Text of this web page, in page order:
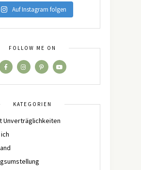
Auf Instagram folgen
FOLLOW ME ON
KATEGORIEN
Unverträglichkeiten